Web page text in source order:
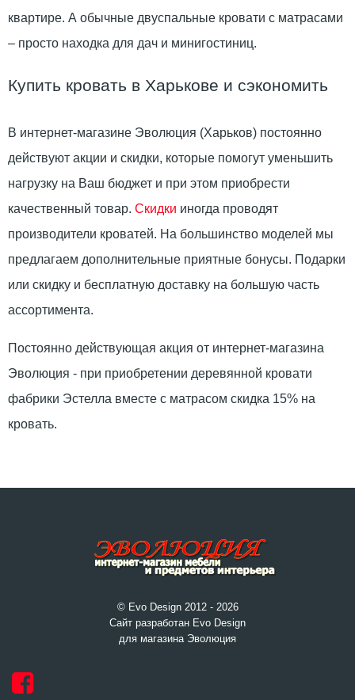
квартире. А обычные двуспальные кровати с матрасами
– просто находка для дач и минигостиниц.
Купить кровать в Харькове и сэкономить
В интернет-магазине Эволюция (Харьков) постоянно
действуют акции и скидки, которые помогут уменьшить
нагрузку на Ваш бюджет и при этом приобрести
качественный товар. Скидки иногда проводят
производители кроватей. На большинство моделей мы
предлагаем дополнительные приятные бонусы. Подарки
или скидку и бесплатную доставку на большую часть
ассортимента.
Постоянно действующая акция от интернет-магазина
Эволюция - при приобретении деревянной кровати
фабрики Эстелла вместе с матрасом скидка 15% на
кровать.
© Evo Design 2012 - 2026
Сайт разработан Evo Design
для магазина Эволюция